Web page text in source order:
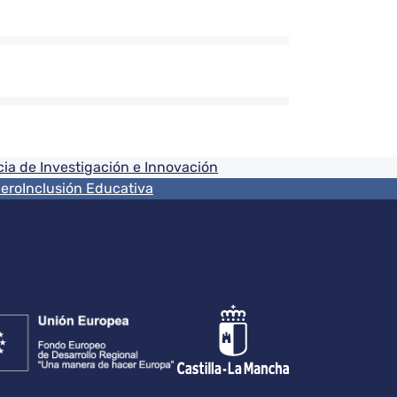
de Investigación e Innovación
Inclusión Educativa